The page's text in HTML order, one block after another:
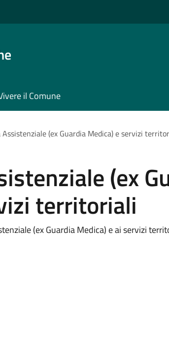
il Comune
(ex Guardia Medica) e servizi
(ex
territoriali
(ex Guardia Medica) e ai servizi